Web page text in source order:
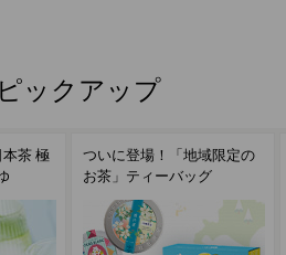
ックアップ
定の
暮らしに、ほっとひと息。
「毎日の日本茶」